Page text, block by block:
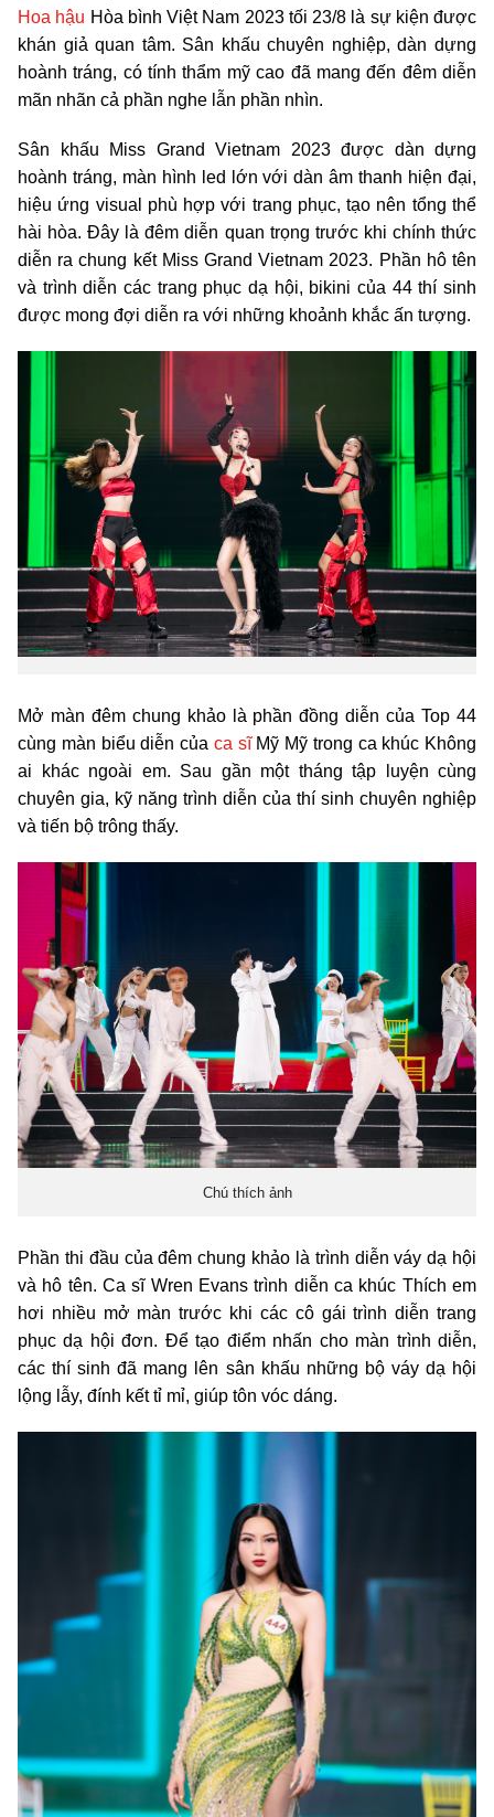
Hoa hậu Hòa bình Việt Nam 2023 tối 23/8 là sự kiện được
khán giả quan tâm. Sân khấu chuyên nghiệp, dàn dựng
hoành tráng, có tính thẩm mỹ cao đã mang đến đêm diễn
mãn nhãn cả phần nghe lẫn phần nhìn.
Sân khấu Miss Grand Vietnam 2023 được dàn dựng
hoành tráng, màn hình led lớn với dàn âm thanh hiện đại,
hiệu ứng visual phù hợp với trang phục, tạo nên tổng thể
hài hòa. Đây là đêm diễn quan trọng trước khi chính thức
diễn ra chung kết Miss Grand Vietnam 2023. Phần hô tên
và trình diễn các trang phục dạ hội, bikini của 44 thí sinh
được mong đợi diễn ra với những khoảnh khắc ấn tượng.
Mở màn đêm chung khảo là phần đồng diễn của Top 44
cùng màn biểu diễn của ca sĩMỹ Mỹ trong ca khúc Không
ai khác ngoài em. Sau gần một tháng tập luyện cùng
chuyên gia, kỹ năng trình diễn của thí sinh chuyên nghiệp
và tiến bộ trông thấy.
Chú thích ảnh
Phần thi đầu của đêm chung khảo là trình diễn váy dạ hội
và hô tên. Ca sĩ Wren Evans trình diễn ca khúc Thích em
hơi nhiều mở màn trước khi các cô gái trình diễn trang
phục dạ hội đơn. Để tạo điểm nhấn cho màn trình diễn,
các thí sinh đã mang lên sân khấu những bộ váy dạ hội
lộng lẫy, đính kết tỉ mỉ, giúp tôn vóc dáng.